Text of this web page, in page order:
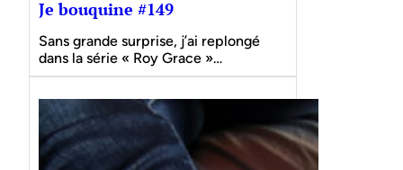
Je bouquine #149
Sans grande surprise, j’ai replongé
dans la série « Roy Grace »…